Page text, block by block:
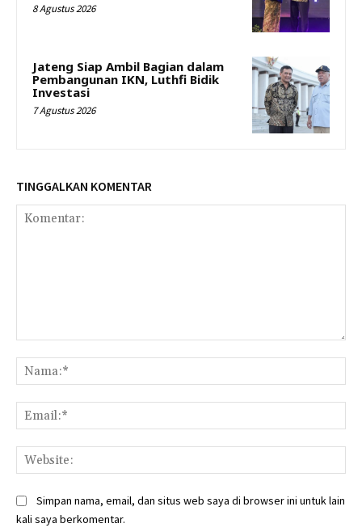
8 Agustus 2026
Jateng Siap Ambil Bagian dalam
Pembangunan IKN, Luthfi Bidik
Investasi
7 Agustus 2026
TINGGALKAN KOMENTAR
Simpan nama, email, dan situs web saya di browser ini untuk lain
kali saya berkomentar.